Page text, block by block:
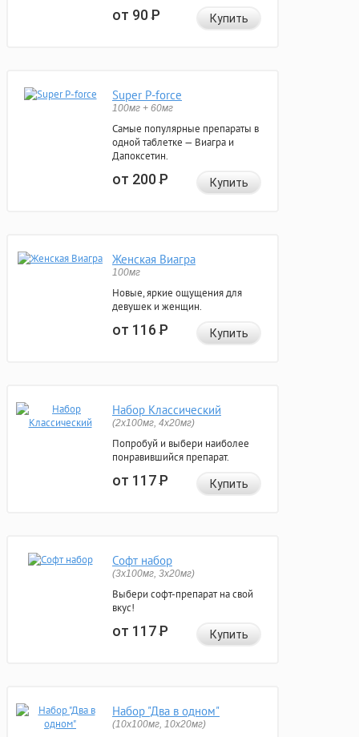
от 90Р Купить
Super P-force
100мг + 60мг
Самые популярные препараты в
одной таблетке — Виагра и
Дапоксетин.
от 200Р Купить
Женская Виагра
100мг
Новые, яркие ощущения для
девушек и женщин.
от 116Р Купить
Набор Классический
(2x100мг, 4x20мг)
Попробуй и выбери наиболее
понравившийся препарат.
от 117Р Купить
Софт набор
(3x100мг, 3x20мг)
Выбери софт-препарат на свой
вкус!
от 117Р Купить
Набор "Два в одном"
(10x100мг, 10x20мг)